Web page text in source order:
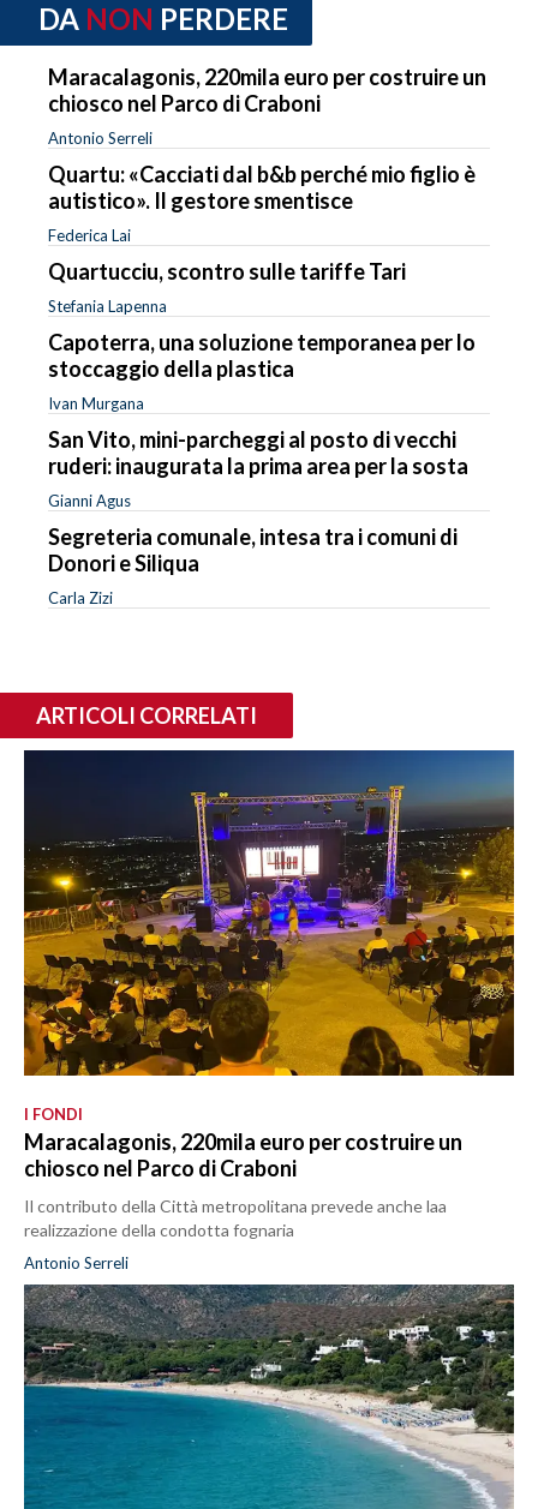
DA NON PERDERE
Maracalagonis, 220mila euro per costruire un
chiosco nel Parco di Craboni
Antonio Serreli
Quartu: «Cacciati dal b&b perché mio figlio è
autistico». Il gestore smentisce
Federica Lai
Quartucciu, scontro sulle tariffe Tari
Stefania Lapenna
Capoterra, una soluzione temporanea per lo
stoccaggio della plastica
Ivan Murgana
San Vito, mini-parcheggi al posto di vecchi
ruderi: inaugurata la prima area per la sosta
Gianni Agus
Segreteria comunale, intesa tra i comuni di
Donori e Siliqua
Carla Zizi
ARTICOLI CORRELATI
I FONDI
Maracalagonis, 220mila euro per costruire un
chiosco nel Parco di Craboni
Il contributo della Città metropolitana prevede anche laa
realizzazione della condotta fognaria
Antonio Serreli